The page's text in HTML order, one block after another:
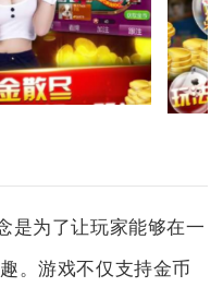
是为了让玩家能够在一
。游戏不仅支持金币